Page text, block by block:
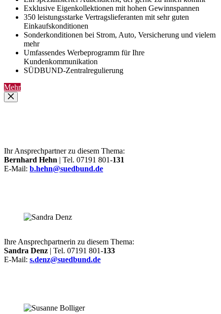
Exklusive Eigenkollektionen mit hohen Gewinnspannen
350 leistungsstarke Vertragslieferanten mit sehr guten
Einkaufskonditionen
Sonderkonditionen bei Strom, Auto, Versicherung und vielem
mehr
Umfassendes Werbeprogramm für Ihre
Kundenkommunikation
SÜDBUND-Zentralregulierung
Mehr
Ihr Ansprechpartner zu diesem Thema:
Bernhard Hehn | Tel. 07191 801-131
E-Mail: b.hehn@suedbund.de
Ihre Ansprechpartnerin zu diesem Thema:
Sandra Denz | Tel. 07191 801-133
E-Mail: s.denz@suedbund.de